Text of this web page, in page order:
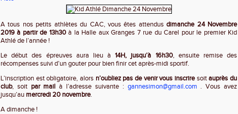
A tous nos petits athlètes du CAC, vous êtes attendusdimanche 24 Novembre
2019 à partir de 13h30à la Halle aux Granges 7 rue du Carel pour le premier Kid
Athlé de l’année !
Le début des épreuves aura lieu à14H, jusqu’à 16h30, ensuite remise des
récompenses suivi d’un gouter pour bien finir cet après-midi sportif.
L’inscription est obligatoire, alors n’oubliez pas de venir vous inscriresoitauprès du
club, soit par mail à l’adresse suivante : gannesimon@gmail.com . Vous avez
jusqu’au mercredi 20 novembre.
A dimanche !